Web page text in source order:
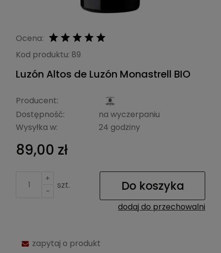
Ocena:
Kod produktu: 89
Luzón Altos de Luzón Monastrell BIO
Producent:
Dostępność:
na wyczerpaniu
Wysyłka w:
24 godziny
89,00 zł
+
-
szt. Do koszyka
dodaj do przechowalni
zapytaj o produkt